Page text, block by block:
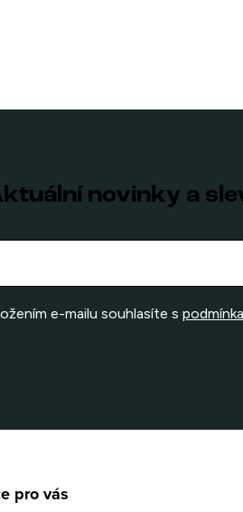
novinky a
e-mailu souhlasíte s
pro vás